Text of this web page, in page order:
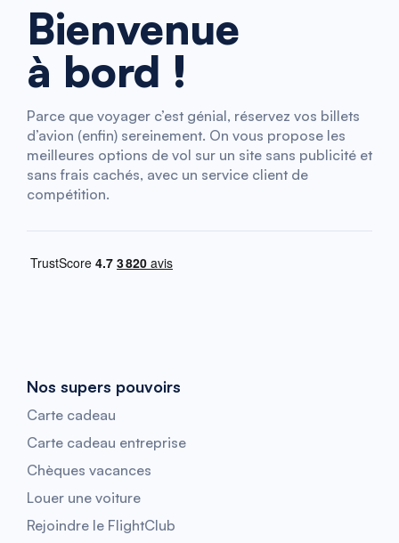
Bienvenue
à bord !
Parce que voyager c’est génial, réservez vos billets
d’avion (enfin) sereinement. On vous propose les
meilleures options de vol sur un site sans publicité et
sans frais cachés, avec un service client de
compétition.
Nos supers pouvoirs
Carte cadeau
Carte cadeau entreprise
Chèques vacances
Louer une voiture
Rejoindre le FlightClub